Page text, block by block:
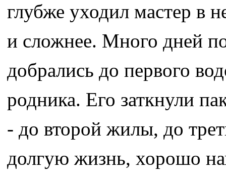
глубже уходил мастер в
и сложнее. Много дней
добрались до первого
родника. Его заткнули
- до второй жилы, до
долгую жизнь, хорошо